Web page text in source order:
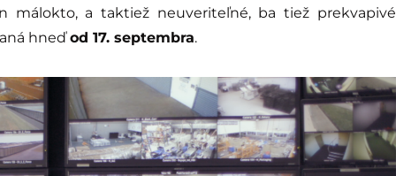
málokto, a taktiež neuveriteľné, ba tiež prekvapivé
hneďod 17. septembra.